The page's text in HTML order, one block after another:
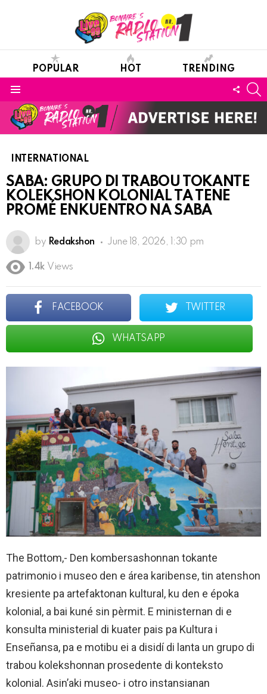
POPULAR HOT TRENDING
INTERNATIONAL
SABA: GRUPO DI TRABOU TOKANTE
KOLEKSHON KOLONIAL TA TENE
PROMÉ ENKUENTRO NA SABA
by Redakshon June 18, 2026, 1:30 pm
1.4k Views
FACEBOOK TWITTER
WHATSAPP
The Bottom,- Den kombersashonnan tokante
patrimonio i museo den e área karibense, tin atenshon
kresiente pa artefaktonan kultural, ku den e époka
kolonial, a bai kuné sin pèrmit. E ministernan di e
konsulta ministerial di kuater pais pa Kultura i
Enseñansa, pa e motibu ei a disidí di lanta un grupo di
trabou kolekshonnan prosedente di konteksto
kolonial. Asin’aki museo- i otro instansianan